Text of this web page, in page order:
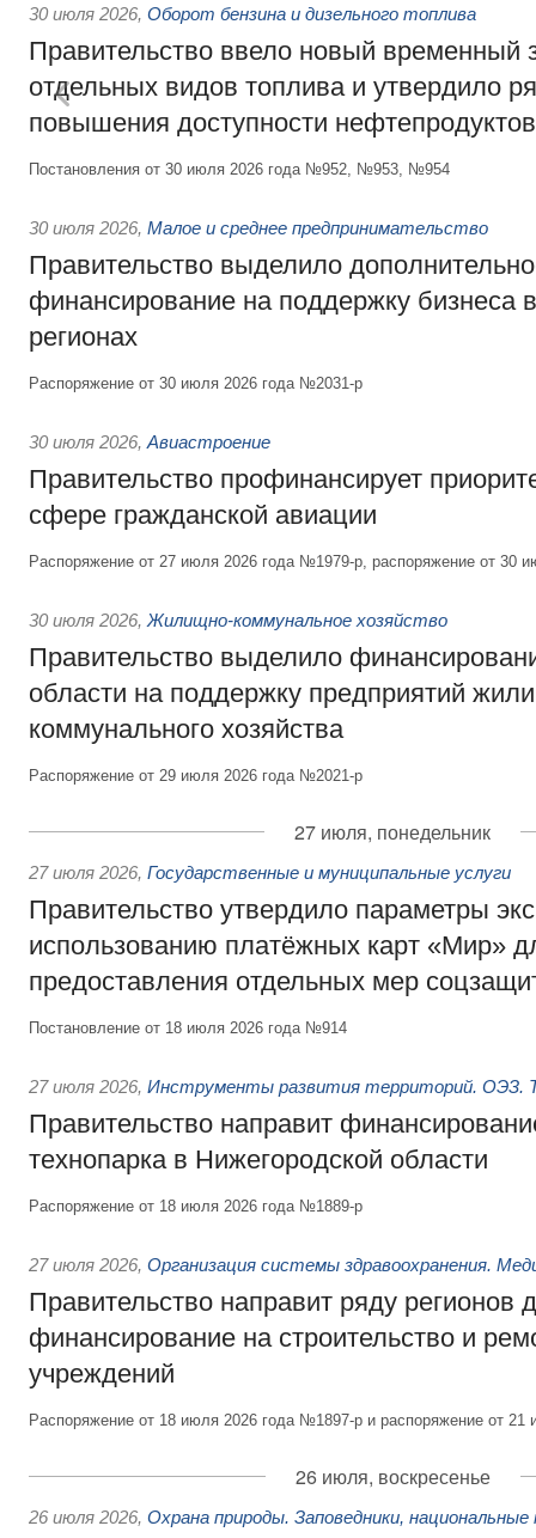
30 июля 2026, Оборот бензина и дизельного топлива
Правительство ввело новый временный
отдельных видов топлива и утвердило
повышения доступности нефтепродуктов
Постановления от 30 июля 2026 года №952, №953, №954
30 июля 2026, Малое и среднее предпринимательство
Правительство выделило
финансирование на поддержку бизнеса
регионах
Распоряжение от 30 июля 2026 года №2031-р
30 июля 2026, Авиастроение
Правительство профинансирует
сфере гражданской авиации
Распоряжение от 27 июля 2026 года №1979-р, распоряжение от 30
30 июля 2026, Жилищно-коммунальное хозяйство
Правительство выделило
области на поддержку предприятий
коммунального хозяйства
Распоряжение от 29 июля 2026 года №2021-р
27 июля, понедельник
27 июля 2026, Государственные и муниципальные услуги
Правительство утвердило параметры
использованию платёжных карт «Мир»
предоставления отдельных мер
Постановление от 18 июля 2026 года №914
27 июля 2026, Инструменты развития территорий. ОЭЗ.
Правительство направит
технопарка в Нижегородской области
Распоряжение от 18 июля 2026 года №1889-р
27 июля 2026, Организация системы здравоохранения.
Правительство направит ряду регионов
финансирование на строительство и
учреждений
Распоряжение от 18 июля 2026 года №1897-р и распоряжение от
26 июля, воскресенье
26 июля 2026, Охрана природы. Заповедники, национальные